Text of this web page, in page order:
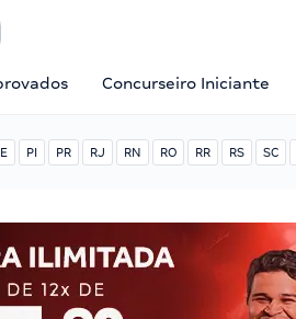
Concurseiro Iniciante
PI PR RJ RN RO RR RS SC